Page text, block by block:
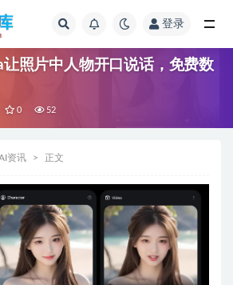
登录
让照片中人物开口说话，免费数
0 52
资讯 正文